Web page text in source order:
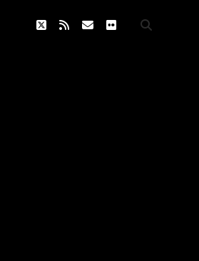
twitterrss emailflickr